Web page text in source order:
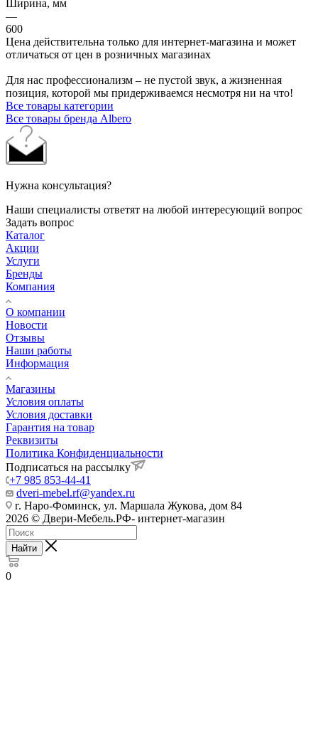
Ширина, мм
—
600
Цена действительна только для интернет-магазина и может
отличаться от цен в розничных магазинах
Для нас профессионализм – не пустой звук, а жизненная
позиция, которой мы придерживаемся несмотря ни на что!
Все товары категории
Все товары бренда Albero
Нужна консультация?
Наши специалисты ответят на любой интересующий вопрос
Задать вопрос
Каталог
Акции
Услуги
Бренды
Компания
О компании
Новости
Отзывы
Наши работы
Информация
Магазины
Условия оплаты
Условия доставки
Гарантия на товар
Реквизиты
Политика Конфиденциальности
Подписаться на рассылку
+7 985 853-44-41
dveri-mebel.rf@yandex.ru
г. Наро-Фоминск, ул. Маршала Жукова, дом 84
2026 © Двери-Мебель.РФ- интернет-магазин
Найти
0